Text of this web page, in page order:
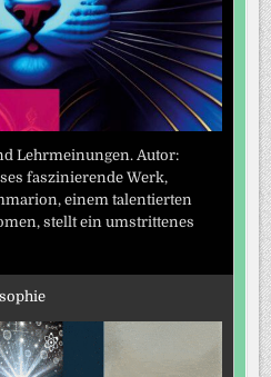
Lehrmeinungen. Autor:
faszinierende Werk,
einem talentierten
stellt ein umstrittenes